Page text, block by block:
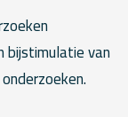
bijstimulatie van